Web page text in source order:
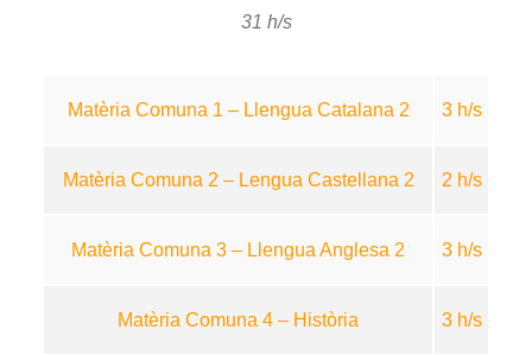
31 h/s
Matèria Comuna 1 – Llengua Catalana 2 3 h/s
Matèria Comuna 2 – Lengua Castellana 2 2 h/s
Matèria Comuna 3 – Llengua Anglesa 2 3 h/s
Matèria Comuna 4 – Història 3 h/s